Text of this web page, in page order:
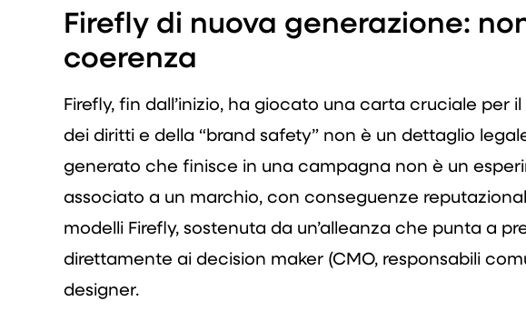
Firefly di nuova generazione:
coerenza
Firefly, fin dall’inizio, ha giocato una carta cruciale per
dei diritti e della “brand safety” non è un dettaglio
generato che finisce in una campagna non è un
associato a un marchio, con conseguenze
modelli Firefly, sostenuta da un’alleanza che punta a
direttamente ai decision maker (CMO, responsabili
designer.